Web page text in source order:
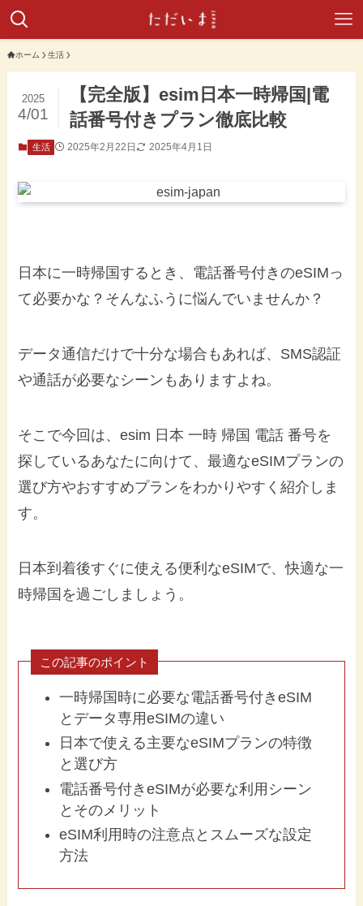
ホーム 生活
【完全版】esim日本一時帰国|電
話番号付きプラン徹底比較
2025
4/01
生活 2025年2月22日 2025年4月1日
日本に一時帰国するとき、電話番号付きのeSIMっ
て必要かな？そんなふうに悩んでいませんか？
データ通信だけで十分な場合もあれば、SMS認証
や通話が必要なシーンもありますよね。
そこで今回は、esim 日本 一時 帰国 電話 番号を
探しているあなたに向けて、最適なeSIMプランの
選び方やおすすめプランをわかりやすく紹介しま
す。
日本到着後すぐに使える便利なeSIMで、快適な一
時帰国を過ごしましょう。
この記事のポイント
一時帰国時に必要な電話番号付きeSIM
とデータ専用eSIMの違い
日本で使える主要なeSIMプランの特徴
と選び方
電話番号付きeSIMが必要な利用シーン
とそのメリット
eSIM利用時の注意点とスムーズな設定
方法